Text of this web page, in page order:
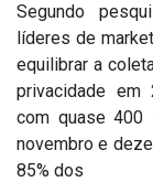
Segundo
líderes de
equilibrar a
privacidade em
com quase 400
novembro e
85% dos